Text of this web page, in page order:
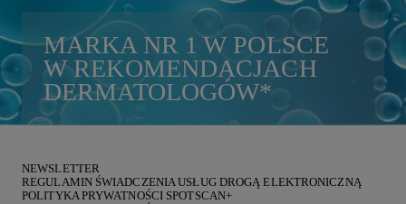
MARKA NR 1 W POLSCE
W REKOMENDACJACH
DERMATOLOGÓW*
NEWSLETTER
REGULAMIN ŚWIADCZENIA USŁUG DROGĄ ELEKTRONICZNĄ
POLITYKA PRYWATNOŚCI SPOTSCAN+